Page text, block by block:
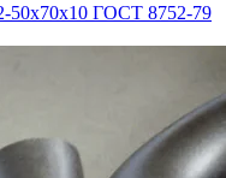
50х70х10 ГОСТ 8752-79